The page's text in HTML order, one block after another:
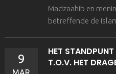
Madzaahib en
betreffende de
9
HET
T.O.V. HET